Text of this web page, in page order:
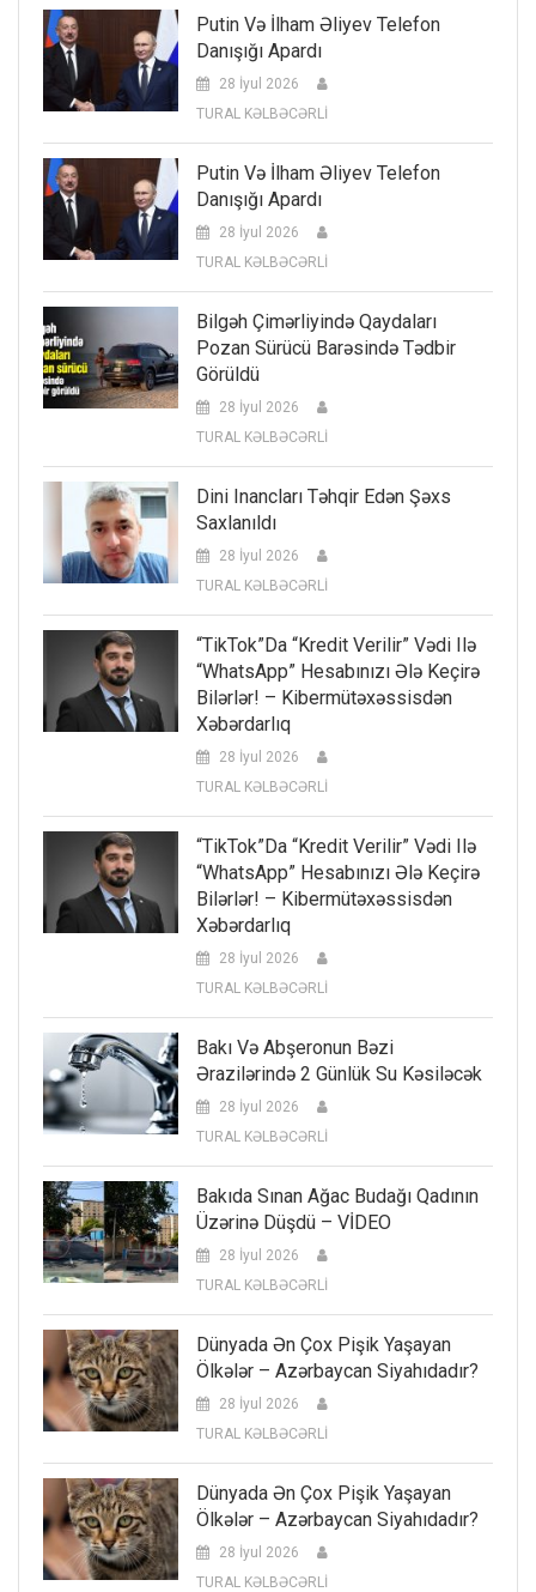
Putin Və İlham Əliyev Telefon
Danışığı Apardı
28 İyul 2026
TURAL KƏLBƏCƏRLİ
Putin Və İlham Əliyev Telefon
Danışığı Apardı
28 İyul 2026
TURAL KƏLBƏCƏRLİ
Bilgəh Çimərliyində Qaydaları
Pozan Sürücü Barəsində Tədbir
Görüldü
28 İyul 2026
TURAL KƏLBƏCƏRLİ
Dini Inancları Təhqir Edən Şəxs
Saxlanıldı
28 İyul 2026
TURAL KƏLBƏCƏRLİ
“TikTok”da “kredit Verilir” Vədi Ilə
“WhatsApp” Hesabınızı Ələ Keçirə
Bilərlər! – Kibermütəxəssisdən
Xəbərdarlıq
28 İyul 2026
TURAL KƏLBƏCƏRLİ
“TikTok”da “kredit Verilir” Vədi Ilə
“WhatsApp” Hesabınızı Ələ Keçirə
Bilərlər! – Kibermütəxəssisdən
Xəbərdarlıq
28 İyul 2026
TURAL KƏLBƏCƏRLİ
Bakı Və Abşeronun Bəzi
Ərazilərində 2 Günlük Su Kəsiləcək
28 İyul 2026
TURAL KƏLBƏCƏRLİ
Bakıda Sınan Ağac Budağı Qadının
Üzərinə Düşdü – VİDEO
28 İyul 2026
TURAL KƏLBƏCƏRLİ
Dünyada Ən Çox Pişik Yaşayan
Ölkələr – Azərbaycan Siyahıdadır?
28 İyul 2026
TURAL KƏLBƏCƏRLİ
Dünyada Ən Çox Pişik Yaşayan
Ölkələr – Azərbaycan Siyahıdadır?
28 İyul 2026
TURAL KƏLBƏCƏRLİ